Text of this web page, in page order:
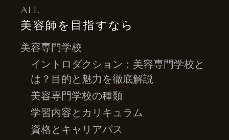
ALL
美容師を目指すなら
美容専門学校
イントロダクション：美容専門学校と
は？目的と魅力を徹底解説
美容専門学校の種類
学習内容とカリキュラム
資格とキャリアパス